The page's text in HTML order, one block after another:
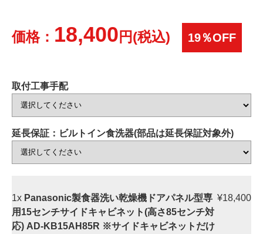
価格： 18,400 円(税込) 19％OFF
取付工事手配
延長保証：ビルトイン食洗器(部品は延長保証対象外)
1x Panasonic製食器洗い乾燥機ドアパネル型専
用15センチサイドキャビネット(高さ85センチ対
応) AD-KB15AH85R ※サイドキャビネットだけ
¥18,400